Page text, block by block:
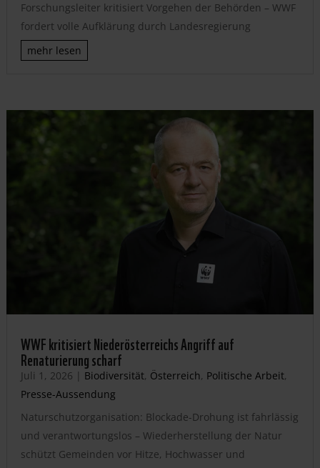
Forschungsleiter kritisiert Vorgehen der Behörden – WWF
fordert volle Aufklärung durch Landesregierung
mehr lesen
WWF kritisiert Niederösterreichs Angriff auf
Renaturierung scharf
Juli 1, 2026 | Biodiversität, Österreich, Politische Arbeit,
Presse-Aussendung
Naturschutzorganisation: Blockade-Drohung ist fahrlässig
und verantwortungslos – Wiederherstellung der Natur
schützt Gemeinden vor Hitze, Hochwasser und